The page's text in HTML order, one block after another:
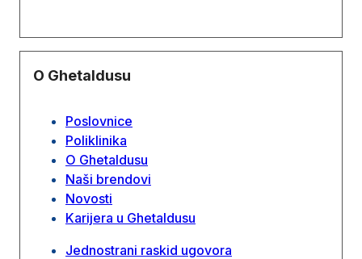
O Ghetaldusu
Poslovnice
Poliklinika
O Ghetaldusu
Naši brendovi
Novosti
Karijera u Ghetaldusu
Jednostrani raskid ugovora